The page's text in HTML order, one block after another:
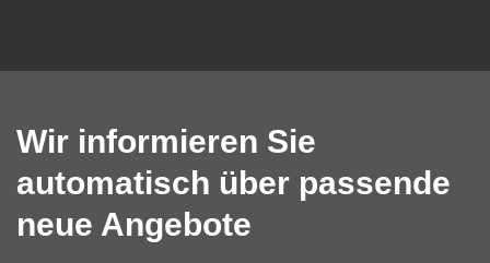
Wir informieren Sie
automatisch über passende
neue Angebote